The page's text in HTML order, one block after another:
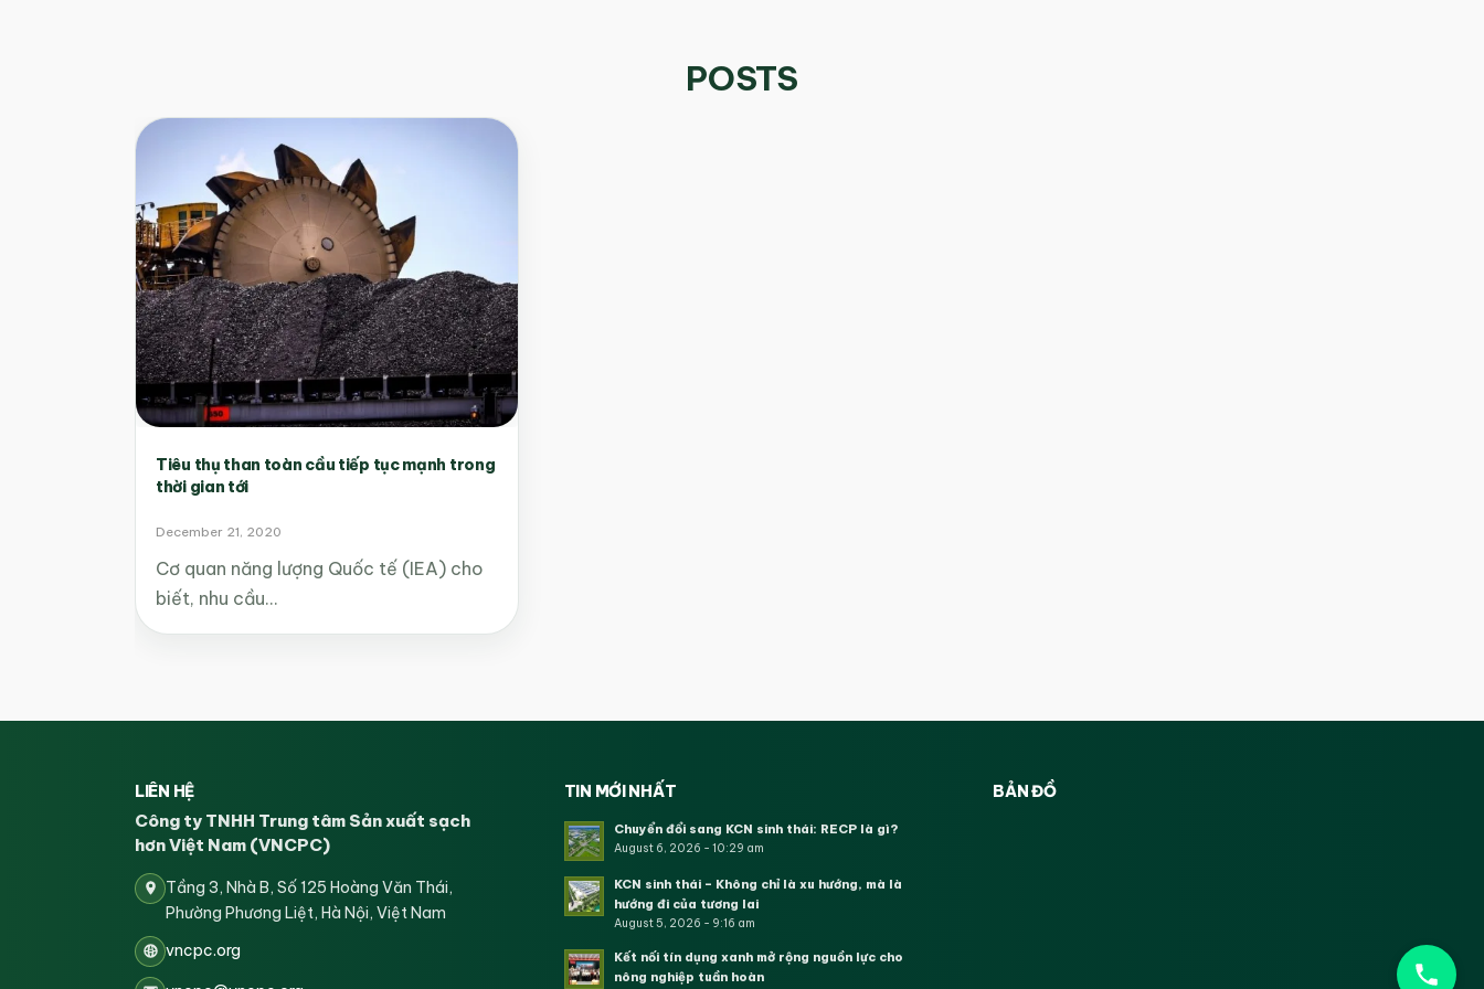
POSTS
Tiêu thụ than toàn cầu tiếp tục mạnh trong
thời gian tới
December 21, 2020
Cơ quan năng lượng Quốc tế (IEA) cho
biết, nhu cầu…
LIÊN HỆ
Công ty TNHH Trung tâm Sản xuất sạch
hơn Việt Nam (VNCPC)
Tầng 3, Nhà B, Số 125 Hoàng Văn Thái,
Phường Phương Liệt, Hà Nội, Việt Nam
vncpc.org
TIN MỚI NHẤT
Chuyển đổi sang KCN sinh thái: RECP là gì?
August 6, 2026 - 10:29 am
KCN sinh thái – Không chỉ là xu hướng, mà là
hướng đi của tương lai
August 5, 2026 - 9:16 am
Kết nối tín dụng xanh mở rộng nguồn lực cho
nông nghiệp tuần hoàn
BẢN ĐỒ